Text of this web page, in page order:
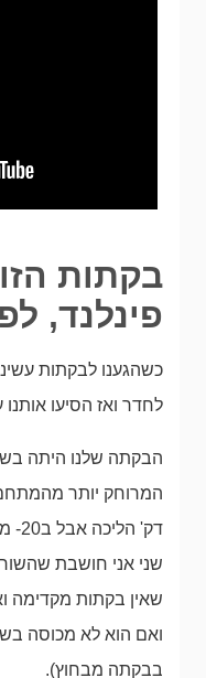
בקתות
פינלנד,
כשהגענו לבקתות
לחדר ואז הסיעו
הבקתה שלנו היתה
דק'
שני אני חושבת
שאין בקתות מקדימה
ואם הוא לא מכוסה
בבקתה מבחוץ).